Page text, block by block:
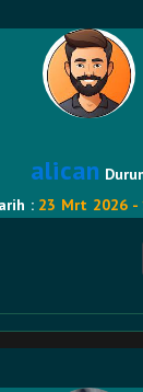
alican
: 23 Mrt 2026 -